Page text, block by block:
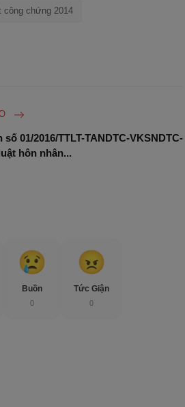
công chứng 2014
01/2016/TTLT-TANDTC-VKSNDTC-
hôn nhân...
Buồn
0
Tức Giận
0